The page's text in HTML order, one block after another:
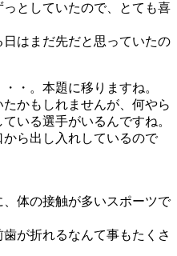
としていたので、とても喜
はまだ先だと思っていたの
・。本題に移りますね。
かもしれませんが、何やら
いる選手がいるんですね。
から出し入れしているので
体の接触が多いスポーツで
が折れるなんて事もたくさ